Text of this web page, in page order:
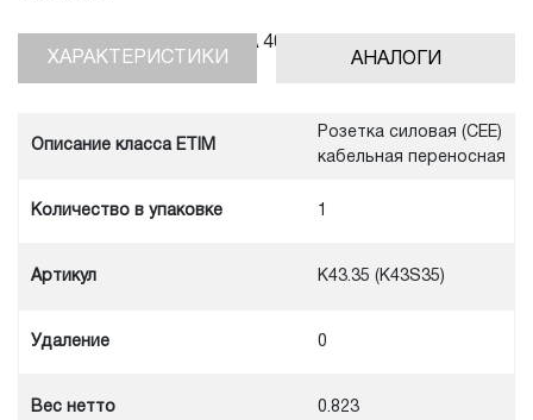
Кабельная розетка 4Р 63А 400V, IP67, ABL17
АНАЛОГИ
ХАРАКТЕРИСТИКИ
Описание класса ETIM
Розетка силовая (CEE)
кабельная переносная
Количество в упаковке 1
Артикул K43.35 (K43S35)
Удаление 0
Вес нетто 0.823